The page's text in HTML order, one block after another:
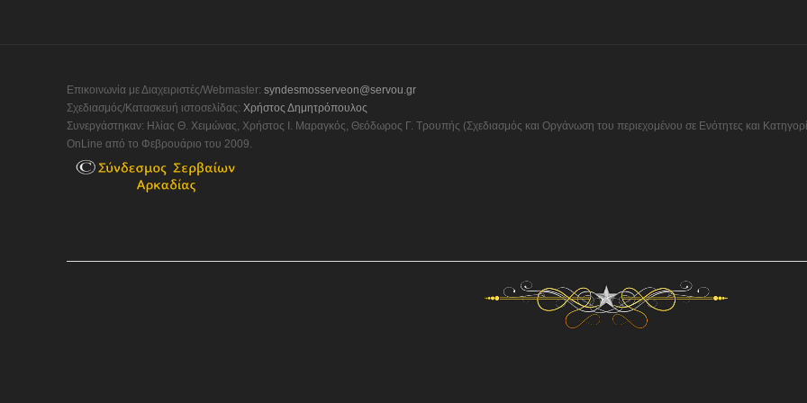
Επικοινωνία με Διαχειριστές/Webmaster: syndesmosserveon@servou.gr
Σχεδιασμός/Κατασκευή ιστοσελίδας: Χρήστος Δημητρόπουλος
Συνεργάστηκαν: Ηλίας Θ. Χειμώνας, Χρήστος Ι. Μαραγκός, Θεόδωρος Γ. Τρουπής (Σχεδιασμός και Οργάνωση του περιεχομένου σε Ενότητες και
OnLine από το Φεβρουάριο του 2009.